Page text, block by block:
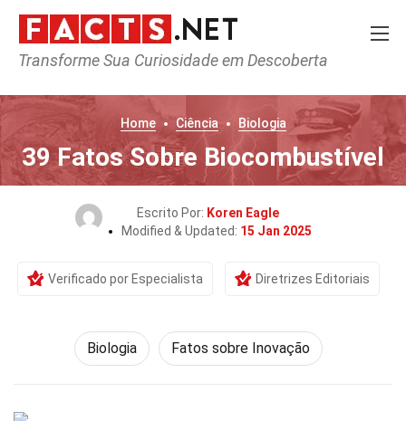
Transforme Sua Curiosidade em Descoberta
Home Ciência Biologia
39 Fatos Sobre Biocombustível
Escrito Por: Koren Eagle
Modified & Updated: 15 Jan 2025
Verificado por Especialista Diretrizes Editoriais
Biologia Fatos sobre Inovação